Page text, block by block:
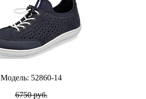
Модель: 52860-14
6750 руб.